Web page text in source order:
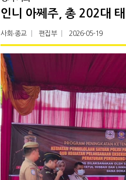
인니 아쩨주, 총 202대
사회∙종교 편집부 2026-05-19